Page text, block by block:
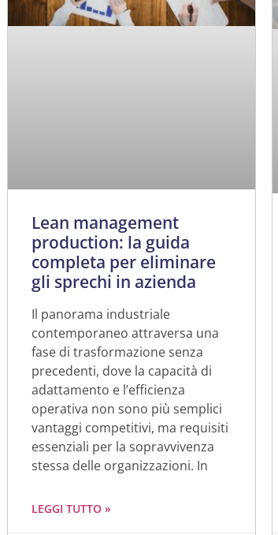
Lean management
production: la guida
completa per eliminare
gli sprechi in azienda
Il panorama industriale
contemporaneo attraversa una
fase di trasformazione senza
precedenti, dove la capacità di
adattamento e l’efficienza
operativa non sono più semplici
vantaggi competitivi, ma requisiti
essenziali per la sopravvivenza
stessa delle organizzazioni. In
LEGGI TUTTO »